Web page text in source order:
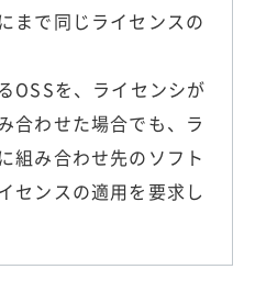
まで同じライセンスの
OSSを、ライセンシが
合わせた場合でも、ラ
組み合わせ先のソフト
センスの適用を要求し